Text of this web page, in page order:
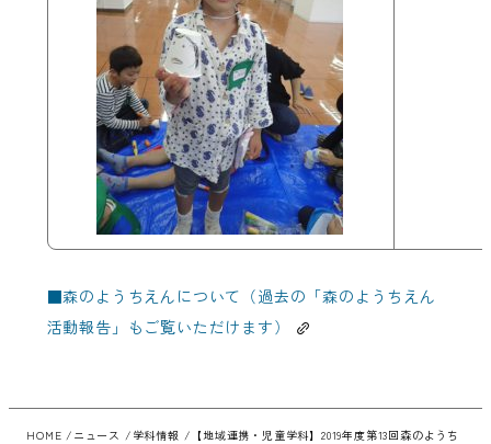
■森のようちえんについて（過去の「森のようちえん
活動報告」もご覧いただけます）
HOME ニュース 学科情報
【地域連携・児童学科】2019年度第13回森のようち